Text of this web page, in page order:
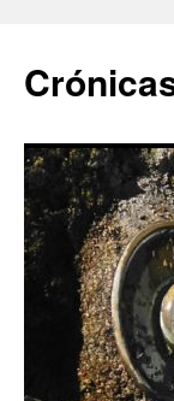
contenido